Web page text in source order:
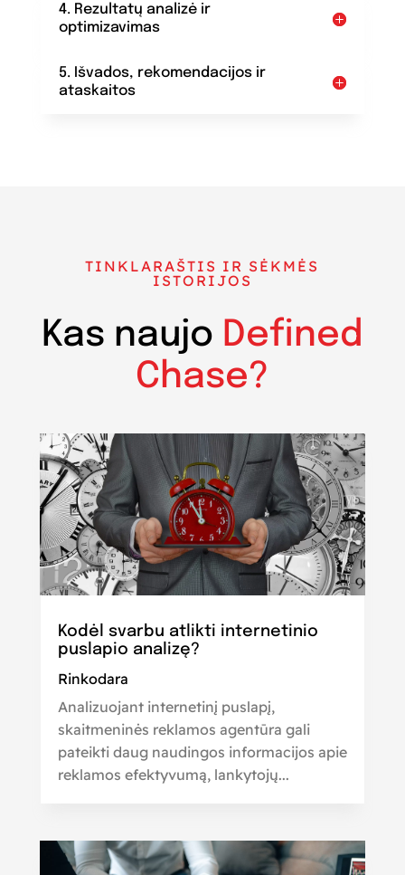
4. Rezultatų analizė ir
optimizavimas
5. Išvados, rekomendacijos ir
ataskaitos
TINKLARAŠTIS IR SĖKMĖS
ISTORIJOS
Kas naujo Defined
Chase?
Kodėl svarbu atlikti internetinio
puslapio analizę?
Rinkodara
Analizuojant internetinį puslapį,
skaitmeninės reklamos agentūra gali
pateikti daug naudingos informacijos apie
reklamos efektyvumą, lankytojų...